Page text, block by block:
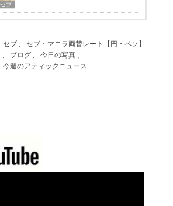
セブ
セブ
セブ・マニラ両替レート【円・ペソ】
ブログ 今日の写真
今週のアティックニュース